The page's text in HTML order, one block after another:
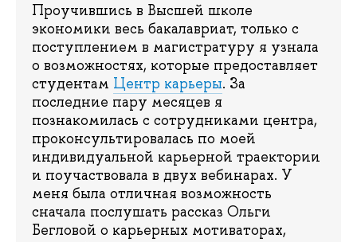
Проучившись в Высшей школе
экономики весь бакалавриат, только с
поступлением в магистратуру я узнала
о возможностях, которые предоставляет
студентам Центр карьеры. За
последние пару месяцев я
познакомилась с сотрудниками центра,
проконсультировалась по моей
индивидуальной карьерной траектории
и поучаствовала в двух вебинарах. У
меня была отличная возможность
сначала послушать рассказ Ольги
Бегловой о карьерных мотиваторах,